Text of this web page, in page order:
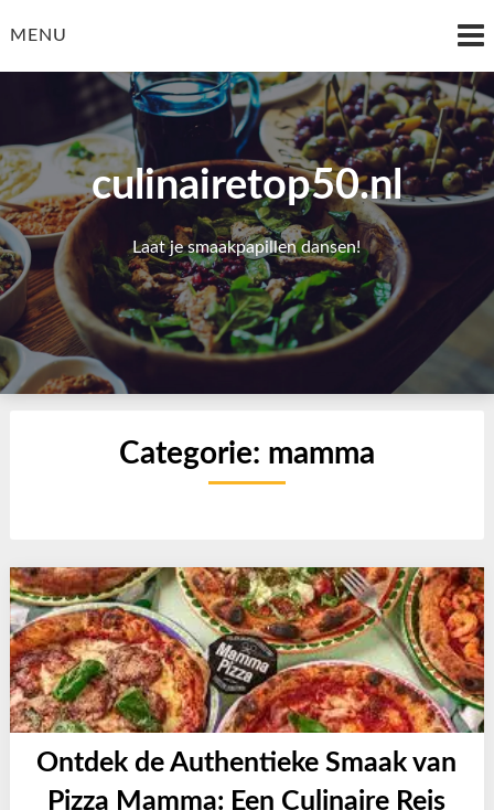
toMENU
culinairetop50.nl
Laat je smaakpapillen dansen!
Categorie: mamma
Ontdek de Authentieke Smaak van
Pizza Mamma: Een Culinaire Reis